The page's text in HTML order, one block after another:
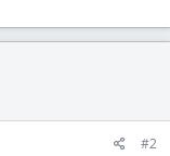
#2